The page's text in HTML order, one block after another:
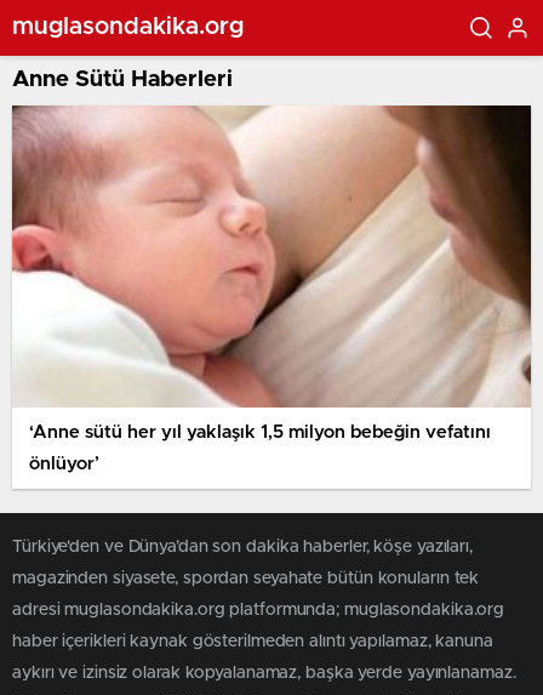
muglasondakika.org
Anne Sütü Haberleri
‘Anne sütü her yıl yaklaşık 1,5 milyon bebeğin vefatını
önlüyor’
Türkiye'den ve Dünya’dan son dakika haberler, köşe yazıları,
magazinden siyasete, spordan seyahate bütün konuların tek
adresi muglasondakika.org platformunda; muglasondakika.org
haber içerikleri kaynak gösterilmeden alıntı yapılamaz, kanuna
aykırı ve izinsiz olarak kopyalanamaz, başka yerde yayınlanamaz.